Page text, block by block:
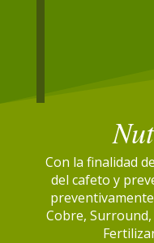
Con la finalidad
del cafeto y
Cobre,